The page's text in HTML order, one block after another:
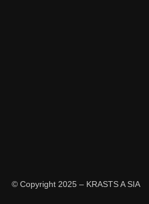
© Copyright 2025 – KRASTS A SIA